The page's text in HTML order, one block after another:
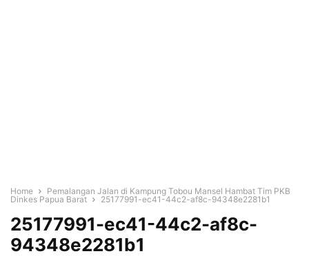
Home
Pemalangan Jalan di Kampung Tobou Mansel Hambat Tim PKB
Dinkes Papua Barat
25177991-ec41-44c2-af8c-94348e2281b1
25177991-ec41-44c2-af8c-
94348e2281b1